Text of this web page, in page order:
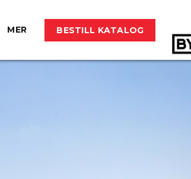
MER BESTILL KATALOG